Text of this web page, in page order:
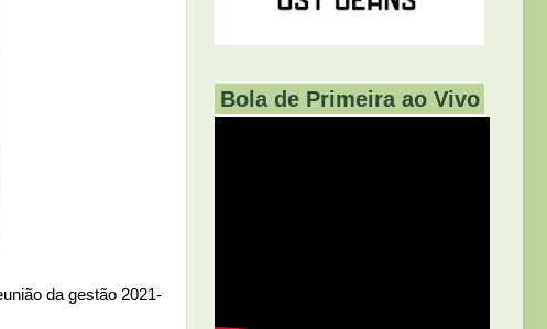
da gestão 2021-
Bola de Primeira ao Vivo